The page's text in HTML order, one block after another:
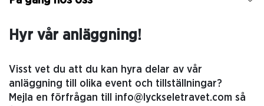
Hyr vår anläggning!
Visst vet du att du kan hyra delar av vår
anläggning till olika event och tillställningar?
Mejla en förfrågan till info@lyckseletravet.com så